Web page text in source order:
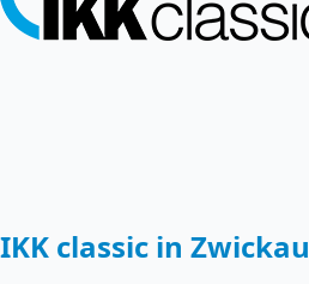
IKK classic in Zwickau